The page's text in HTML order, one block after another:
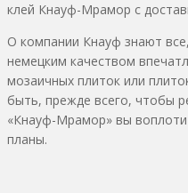
клей Кнауф-Мрамор с
О компании Кнауф знают
немецким качеством
мозаичных плиток или
быть, прежде всего, чтобы
«Кнауф-Мрамор» вы
планы.